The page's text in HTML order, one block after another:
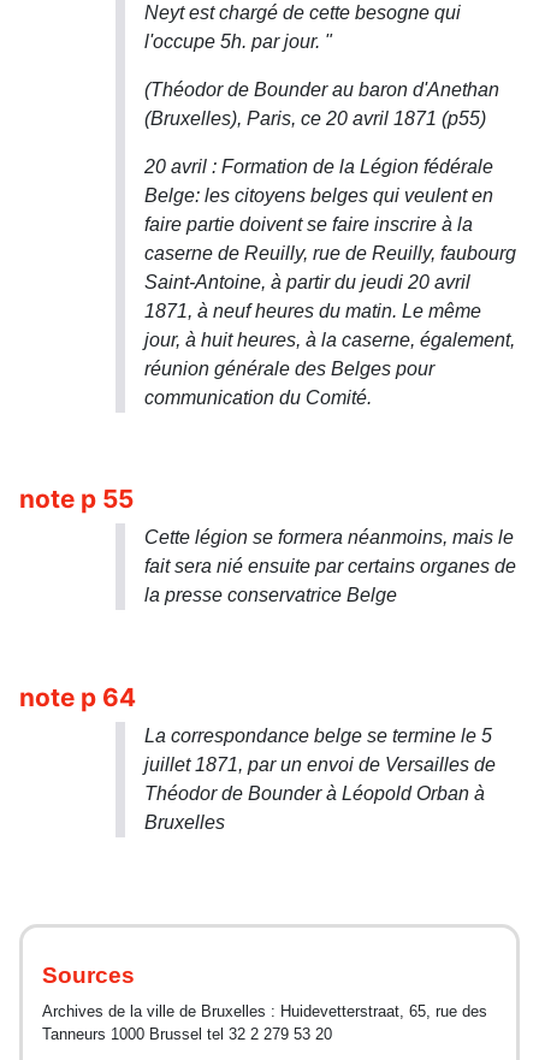
Neyt est chargé de cette besogne qui
l'occupe 5h. par jour. "
(Théodor de Bounder au baron d'Anethan
(Bruxelles), Paris, ce 20 avril 1871 (p55)
20 avril : Formation de la Légion fédérale
Belge: les citoyens belges qui veulent en
faire partie doivent se faire inscrire à la
caserne de Reuilly, rue de Reuilly, faubourg
Saint-Antoine, à partir du jeudi 20 avril
1871, à neuf heures du matin. Le même
jour, à huit heures, à la caserne, également,
réunion générale des Belges pour
communication du Comité.
note p 55
Cette légion se formera néanmoins, mais le
fait sera nié ensuite par certains organes de
la presse conservatrice Belge
note p 64
La correspondance belge se termine le 5
juillet 1871, par un envoi de Versailles de
Théodor de Bounder à Léopold Orban à
Bruxelles
Sources
Archives de la ville de Bruxelles : Huidevetterstraat, 65, rue des
Tanneurs 1000 Brussel tel 32 2 279 53 20